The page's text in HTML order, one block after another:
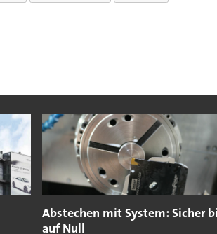
Abstechen mit System: Sicher
auf Null